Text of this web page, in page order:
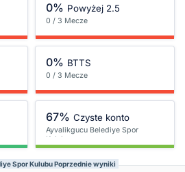
0% Powyżej 2.5
0 / 3 Mecze
0% BTTS
0 / 3 Mecze
67% Czyste konto
Ayvalikgucu Belediye Spor
Kulubu
Spor Kulubu Poprzednie wyniki